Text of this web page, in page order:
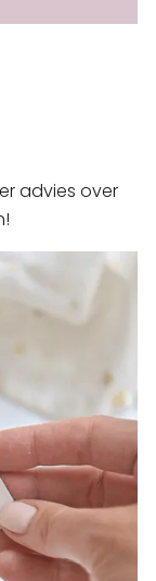
advies over